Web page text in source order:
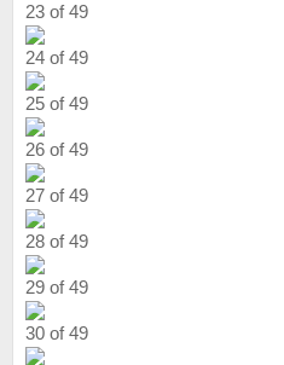
23 of 49
24 of 49
25 of 49
26 of 49
27 of 49
28 of 49
29 of 49
30 of 49